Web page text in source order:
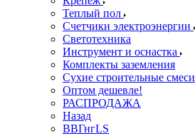
Теплый пол
Счетчики электроэнергии
Светотехника
Инструмент и оснастка
Комплекты заземления
Сухие строительные смеси
Оптом дешевле!
РАСПРОДАЖА
Назад
ВВГнгLS